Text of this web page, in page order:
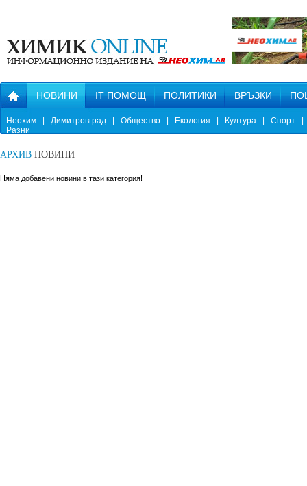
НОВИНИ
Неохим Димитровград Общество Екология Култура Спорт
Разни
IT ПОМОЩ ПОЛИТИКИ ВРЪЗКИ
АРХИВ НОВИНИ
Няма добавени новини в тази категория!